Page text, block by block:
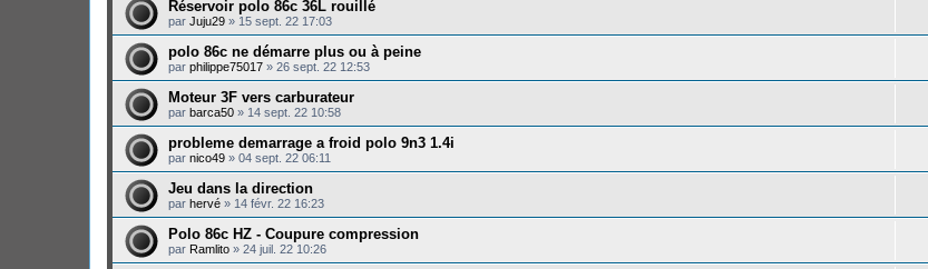
Réservoir polo 86c 36L rouillé
par Juju29 » 15 sept. 22 17:03
polo 86c ne démarre plus ou à peine
par philippe75017 » 26 sept. 22 12:53
Moteur 3F vers carburateur
par barca50 » 14 sept. 22 10:58
probleme demarrage a froid polo 9n3 1.4i
par nico49 » 04 sept. 22 06:11
Jeu dans la direction
par hervé » 14 févr. 22 16:23
Polo 86c HZ - Coupure compression
par Ramlito » 24 juil. 22 10:26